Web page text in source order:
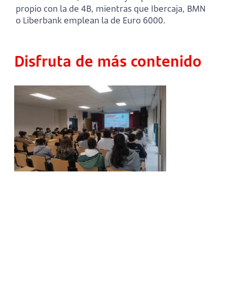
propio con la de 4B, mientras que Ibercaja, BMN
o Liberbank emplean la de Euro 6000.
Disfruta de más contenido